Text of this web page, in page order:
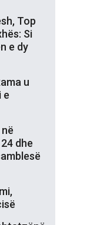
Top
Si
e dy
u
e
dhe